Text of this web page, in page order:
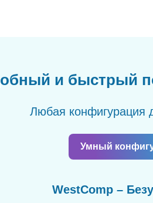
и быстрый
Любая конфигурация
Умный
WestComp –